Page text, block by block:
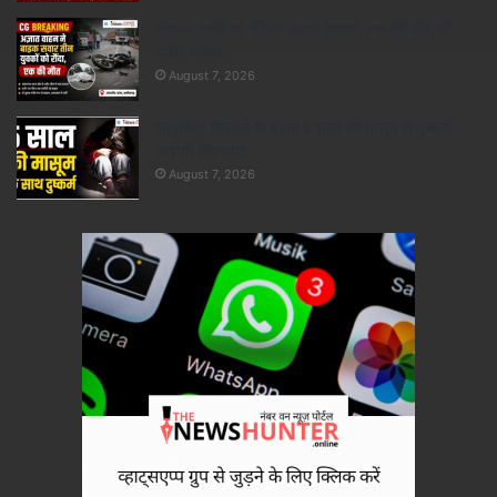
August 7, 2026
August 7, 2026